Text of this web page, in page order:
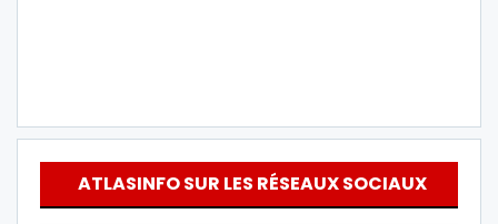
ATLASINFO SUR LES RÉSEAUX SOCIAUX